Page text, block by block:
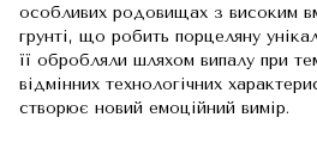
особливих родовищах з високим
грунті, що робить порцеляну
її обробляли шляхом випалу при
відмінних технологічних
створює новий емоційний вимір.